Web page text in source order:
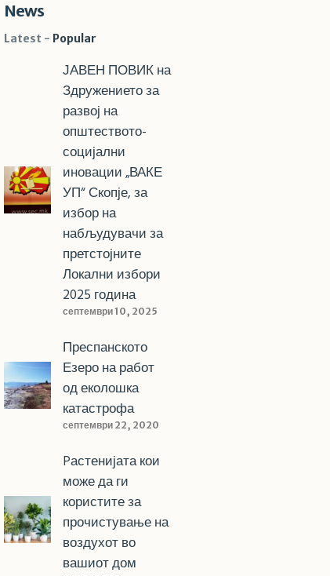
News
Latest Popular
ЈАВЕН ПОВИК на
Здружението за
развој на
општеството-
социјални
иновации „ВАКЕ
УП“ Скопје, за
избор на
набљудувачи за
претстојните
Локални избори
2025 година
септември 10, 2025
Преспанското
Езеро на работ
од еколошка
катастрофа
септември 22, 2020
Pастенијата кои
може да ги
користите за
прочистување на
воздухот во
вашиот дом